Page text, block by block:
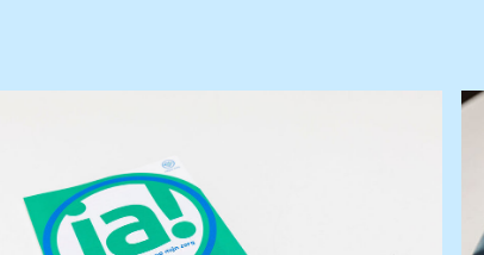
Landelijk SchakelPunt
Het LSP | Volgjezorg Het Landelijk Schakelpunt